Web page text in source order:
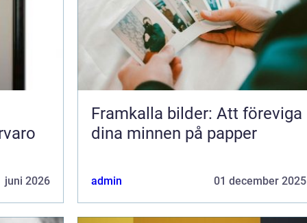
juni 2026
Framkalla bilder: Att föreviga
dina minnen på papper
admin 01 december 2025